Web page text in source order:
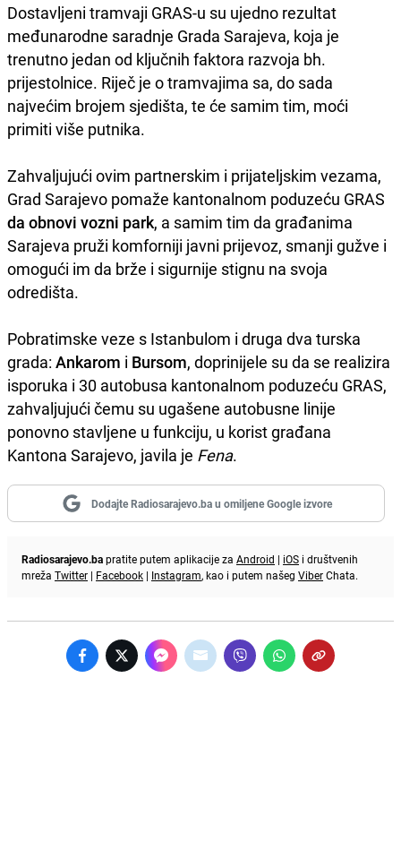
Dostavljeni tramvaji GRAS-u su ujedno rezultat
međunarodne saradnje Grada Sarajeva, koja je
trenutno jedan od ključnih faktora razvoja bh.
prijestolnice. Riječ je o tramvajima sa, do sada
najvećim brojem sjedišta, te će samim tim, moći
primiti više putnika.
Zahvaljujući ovim partnerskim i prijateljskim vezama,
Grad Sarajevo pomaže kantonalnom poduzeću GRAS
da obnovi vozni park, a samim tim da građanima
Sarajeva pruži komforniji javni prijevoz, smanji gužve i
omogući im da brže i sigurnije stignu na svoja
odredišta.
Pobratimske veze s Istanbulom i druga dva turska
grada: Ankarom i Bursom, doprinijele su da se realizira
isporuka i 30 autobusa kantonalnom poduzeću GRAS,
zahvaljujući čemu su ugašene autobusne linije
ponovno stavljene u funkciju, u korist građana
Kantona Sarajevo, javila je Fena.
Dodajte Radiosarajevo.ba u omiljene Google izvore
Radiosarajevo.bapratite putem aplikacije za Android | iOS i društvenih
mreža Twitter | Facebook | Instagram, kao i putem našeg ViberChata.